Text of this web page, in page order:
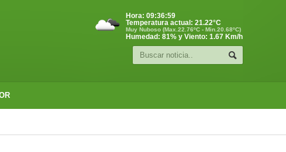
Hora: 09:37:00
Temperatura actual: 21.22°C
Muy Nuboso (Max.22.76ºC - Min.20.68ºC)
Humedad: 81% y Viento: 1.67 Km/h